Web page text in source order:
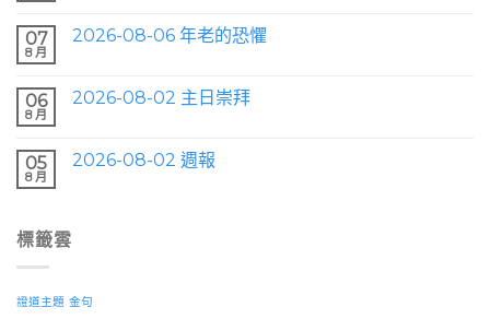
07
8 月
2026-08-06 年老的恐懼
06
8 月
2026-08-02 主日崇拜
05
8 月
2026-08-02 週報
標籤雲
證道主題 金句